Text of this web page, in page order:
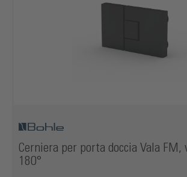
Cerniera per porta doccia Vala FM,
180°